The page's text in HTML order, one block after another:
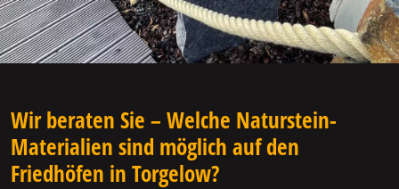
Wir beraten Sie – Welche Naturstein-
Materialien sind möglich auf den
Friedhöfen in Torgelow?